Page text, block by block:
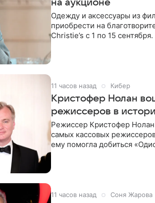
на аукционе
Одежду и аксессуары из
приобрести на
Christie’s с 1 по 15
11 часов назад Кибер
Кристофер Нолан
режиссеров в
Режиссер Кристофер
самых кассовых
ему помогла добиться
11 часов назад Соня Жарова